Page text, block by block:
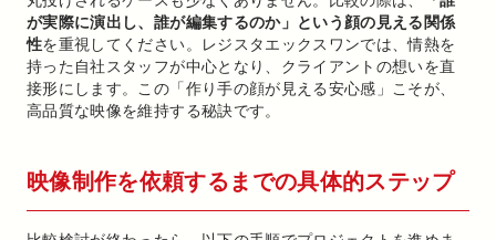
が実際に演出し、誰が編集するのか」という顔の見える関係
性を重視してください。レジスタエックスワンでは、情熱を
持った自社スタッフが中心となり、クライアントの想いを直
接形にします。この「作り手の顔が見える安心感」こそが、
高品質な映像を維持する秘訣です。
映像制作を依頼するまでの具体的ステップ